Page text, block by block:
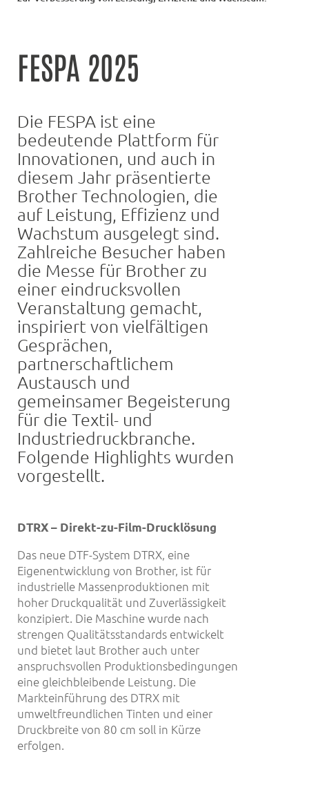
FESPA 2025
Die FESPA ist eine
bedeutende Plattform für
Innovationen, und auch in
diesem Jahr präsentierte
Brother Technologien, die
auf Leistung, Effizienz und
Wachstum ausgelegt sind.
Zahlreiche Besucher haben
die Messe für Brother zu
einer eindrucksvollen
Veranstaltung gemacht,
inspiriert von vielfältigen
Gesprächen,
partnerschaftlichem
Austausch und
gemeinsamer Begeisterung
für die Textil- und
Industriedruckbranche.
Folgende Highlights wurden
vorgestellt.
DTRX– Direkt-zu-Film-Drucklösung
Das neue DTF-System DTRX, eine
Eigenentwicklung von Brother, ist für
industrielle Massenproduktionen mit
hoher Druckqualität und Zuverlässigkeit
konzipiert. Die Maschine wurde nach
strengen Qualitätsstandards entwickelt
und bietet laut Brother auch unter
anspruchsvollen Produktionsbedingungen
eine gleichbleibende Leistung. Die
Markteinführung des DTRX mit
umweltfreundlichen Tinten und einer
Druckbreite von 80 cm soll in Kürze
erfolgen.